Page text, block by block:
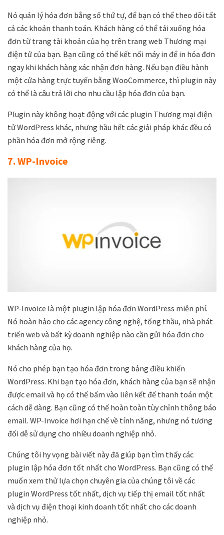
Nó quản lý hóa đơn bằng số thứ tự, để bạn có thể theo dõi tất
cả các khoản thanh toán. Khách hàng có thể tải xuống hóa
đơn từ trang tài khoản của họ trên trang web Thương mại
điện tử của bạn. Bạn cũng có thể kết nối máy in để in hóa đơn
ngay khi khách hàng xác nhận đơn hàng. Nếu bạn điều hành
một cửa hàng trực tuyến bằng WooCommerce, thì plugin này
có thể là câu trả lời cho nhu cầu lập hóa đơn của bạn.
Plugin này không hoạt động với các plugin Thương mại điện
tử WordPress khác, nhưng hầu hết các giải pháp khác đều có
phần hóa đơn mở rộng riêng.
7. WP-Invoice
WP-Invoice là một plugin lập hóa đơn WordPress miễn phí.
Nó hoàn hảo cho các agency công nghệ, tổng thầu, nhà phát
triển web và bất kỳ doanh nghiệp nào cần gửi hóa đơn cho
khách hàng của họ.
Nó cho phép bạn tạo hóa đơn trong bảng điều khiển
WordPress. Khi bạn tạo hóa đơn, khách hàng của bạn sẽ nhận
được email và họ có thể bấm vào liên kết để thanh toán một
cách dễ dàng. Bạn cũng có thể hoàn toàn tùy chỉnh thông báo
email. WP-Invoice hơi hạn chế về tính năng, nhưng nó tương
đối dễ sử dụng cho nhiều doanh nghiệp nhỏ.
Chúng tôi hy vọng bài viết này đã giúp bạn tìm thấy các
plugin lập hóa đơn tốt nhất cho WordPress. Bạn cũng có thể
muốn xem thử lựa chọn chuyên gia của chúng tôi về các
plugin WordPress tốt nhất, dịch vụ tiếp thị email tốt nhất
và dịch vụ điện thoại kinh doanh tốt nhất cho các doanh
nghiệp nhỏ.